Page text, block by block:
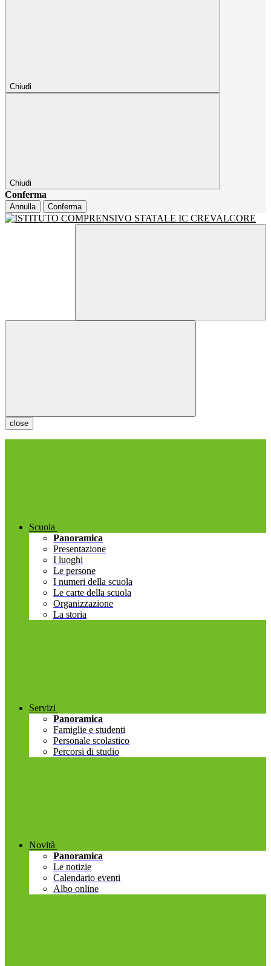
Chiudi
Chiudi
Conferma
Annulla Conferma
close
Scuola
Panoramica
Presentazione
I luoghi
Le persone
I numeri della scuola
Le carte della scuola
Organizzazione
La storia
Servizi
Panoramica
Famiglie e studenti
Personale scolastico
Percorsi di studio
Novità
Panoramica
Le notizie
Calendario eventi
Albo online